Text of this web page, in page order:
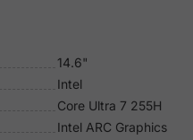
14.6"
Intel
Core Ultra 7 255H
Intel ARC Graphics